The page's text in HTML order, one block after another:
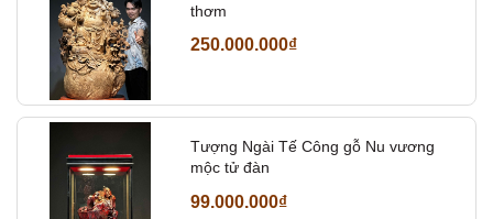
thơm
250.000.000₫
Tượng Ngài Tế Công gỗ Nu vương
mộc tử đàn
99.000.000₫